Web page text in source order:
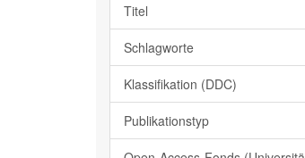
Titel
Schlagworte
Klassifikation (DDC)
Publikationstyp